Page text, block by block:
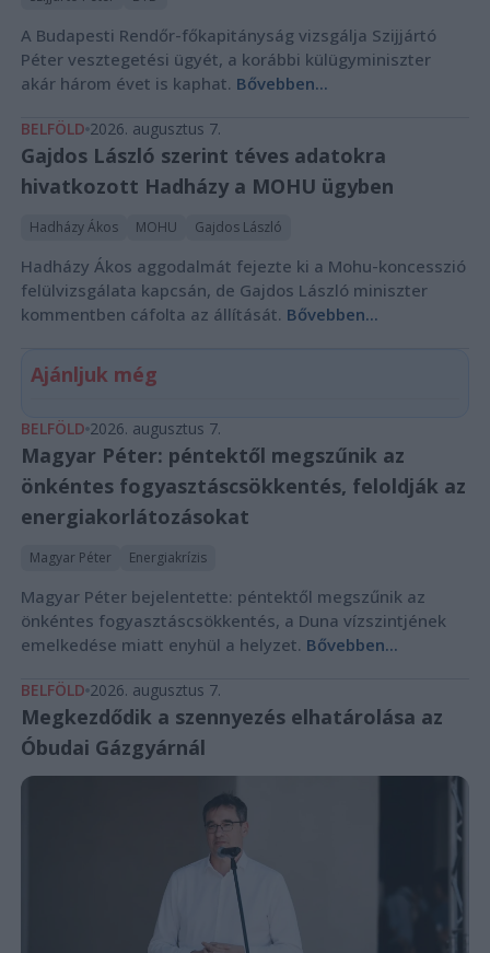
A Budapesti Rendőr-főkapitányság vizsgálja Szijjártó
Péter vesztegetési ügyét, a korábbi külügyminiszter
akár három évet is kaphat. Bővebben...
BELFÖLD 2026. augusztus 7.
Gajdos László szerint téves adatokra
hivatkozott Hadházy a MOHU ügyben
Hadházy Ákos MOHU Gajdos László
Hadházy Ákos aggodalmát fejezte ki a Mohu-koncesszió
felülvizsgálata kapcsán, de Gajdos László miniszter
kommentben cáfolta az állítását. Bővebben...
Ajánljuk még
BELFÖLD 2026. augusztus 7.
Magyar Péter: péntektől megszűnik az
önkéntes fogyasztáscsökkentés, feloldják az
energiakorlátozásokat
Magyar Péter Energiakrízis
Magyar Péter bejelentette: péntektől megszűnik az
önkéntes fogyasztáscsökkentés, a Duna vízszintjének
emelkedése miatt enyhül a helyzet. Bővebben...
BELFÖLD 2026. augusztus 7.
Megkezdődik a szennyezés elhatárolása az
Óbudai Gázgyárnál